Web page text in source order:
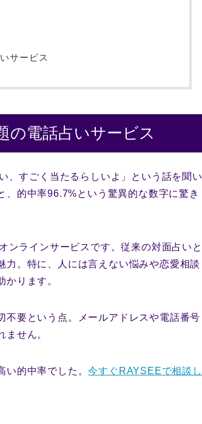
サービス
の電話占いサービス
、すごく当たるらしいよ」という話を聞い
的中率96.7%という驚異的な数字に驚き
ンラインサービスです。従来の対面占いと
。特に、人には言えない悩みや恋愛相談
ります。
要という点。メールアドレスや電話番号
せん。
い的中率でした。今すぐRAYSEEで相談し